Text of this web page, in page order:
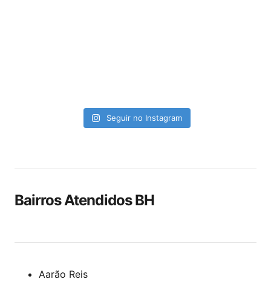
Seguir no Instagram
Bairros Atendidos BH
Aarão Reis